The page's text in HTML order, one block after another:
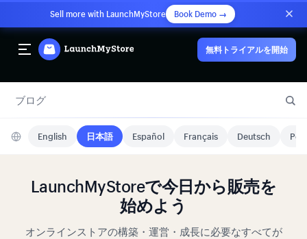
Sell more with LaunchMyStore Book Demo →
無料トライアルを開始
ブログ
English 日本語 Español Français Deutsch
LaunchMyStoreで今日から販売を
始めよう
オンラインストアの構築・運営・成長に必要なすべてが